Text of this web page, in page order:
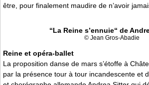
être, pour finalement maudire de n’avoir
“La Reine s’ennuie“ de
© Jean Gros-Abadie
Reine et opéra-ballet
La proposition danse de mars s’étoffe à
par la présence tour à tour incandescente et